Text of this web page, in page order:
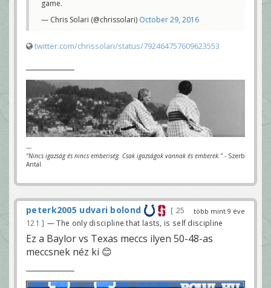
game.
— Chris Solari (@chrissolari) October 29, 2016
twitter.com/chrissolari/status/792464757609623553
---
"Nincs igazság és nincs emberiség. Csak igazságok vannak és emberek." - Szerb
Antal
több mint 9 éve
peterk2005 udvari bolond
25
121
— The only discipline that lasts, is self discipline
Ez a Baylor vs Texas meccs ilyen 50-48-as
meccsnek néz ki 😊